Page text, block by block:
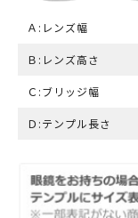
Ａ:レンズ幅
Ｂ:レンズ高さ
Ｃ:ブリッジ幅
Ｄ:テンプル長さ